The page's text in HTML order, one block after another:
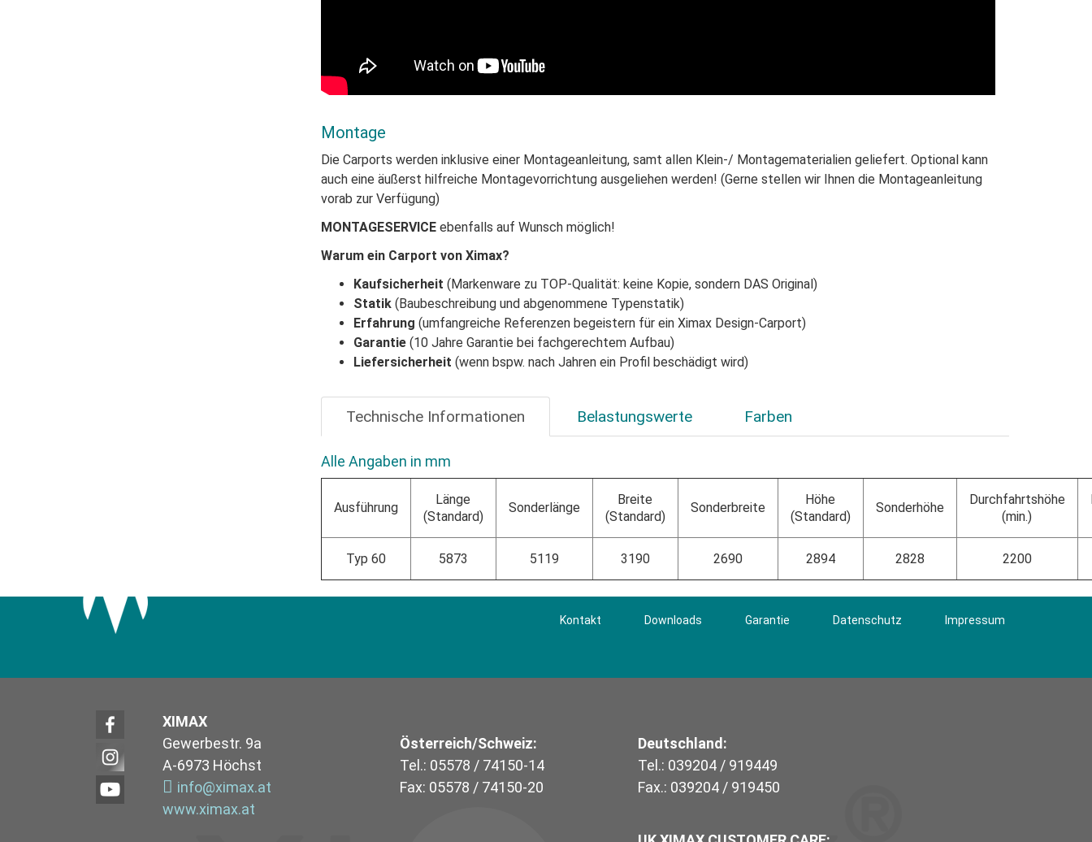
Montage
Die Carports werden inklusive einer Montageanleitung, samt allen Klein-/ Montagematerialien geliefert. Optional kann
auch eine äußerst hilfreiche Montagevorrichtung ausgeliehen werden! (Gerne stellen wir Ihnen die Montageanleitung
vorab zur Verfügung)
MONTAGESERVICEebenfalls auf Wunsch möglich!
Warum ein Carport von Ximax?
Kaufsicherheit (Markenware zu TOP-Qualität: keine Kopie, sondern DAS Original)
Statik (Baubeschreibung und abgenommene Typenstatik)
Erfahrung (umfangreiche Referenzen begeistern für ein Ximax Design-Carport)
Garantie (10 Jahre Garantie bei fachgerechtem Aufbau)
Liefersicherheit (wenn bspw. nach Jahren ein Profil beschädigt wird)
Technische Informationen Belastungswerte Farben
Alle Angaben in mm
Ausführung
Länge
(Standard)
Sonderlänge
Breite
(Standard)
Sonderbreite
Höhe
(Standard)
Sonderhöhe
Durchfahrtshöhe
(min.)
Typ 60 5873 5119 3190 2690 2894 2828 2200
Kontakt Downloads Garantie Datenschutz Impressum
XIMAX
Gewerbestr. 9a
A-6973 Höchst
info@ximax.at
www.ximax.at
Österreich/Schweiz:
Tel.: 05578 / 74150-14
Fax: 05578 / 74150-20
Deutschland:
Tel.: 039204 / 919449
Fax.: 039204 / 919450